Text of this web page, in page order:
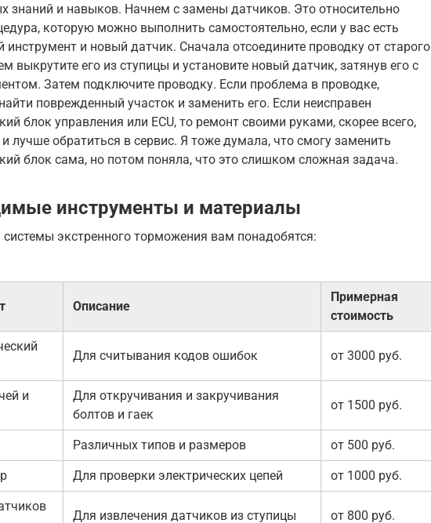
знаний и навыков. Начнем с замены датчиков. Это относительно
которую можно выполнить самостоятельно, если у вас есть
инструмент и новый датчик. Сначала отсоедините проводку от старого
выкрутите его из ступицы и установите новый датчик, затянув его с
Затем подключите проводку. Если проблема в проводке,
поврежденный участок и заменить его. Если неисправен
блок управления или ECU, то ремонт своими руками, скорее всего,
лучше обратиться в сервис. Я тоже думала, что смогу заменить
блок сама, но потом поняла, что это слишком сложная задача.
инструменты и материалы
экстренного торможения вам понадобятся:
Описание
Примерная
стоимость
Для считывания кодов ошибок от 3000 руб.
и
Для откручивания и закручивания
болтов и гаек
от 1500 руб.
Различных типов и размеров от 500 руб.
Для проверки электрических цепей от 1000 руб.
Для извлечения датчиков из ступицы от 800 руб.